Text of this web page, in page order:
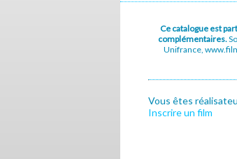
Ce catalogue est
complémentaires.
Unifrance,
Vous êtes
Inscrire un film